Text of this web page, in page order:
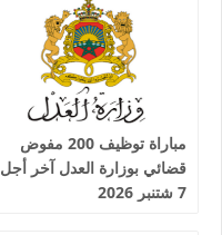
مباراة توظيف 200 مفوض
قضائي بوزارة العدل آخر أجل
7 شتنبر 2026